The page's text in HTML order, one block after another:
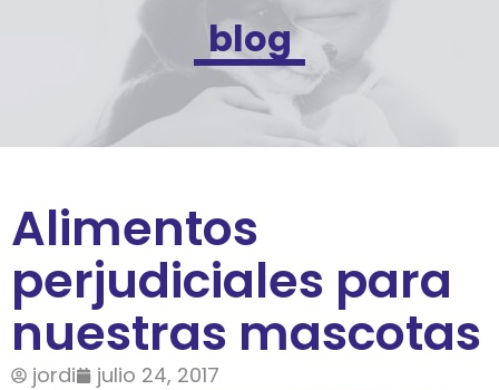
blog
Alimentos
perjudiciales para
nuestras mascotas
jordi julio 24, 2017